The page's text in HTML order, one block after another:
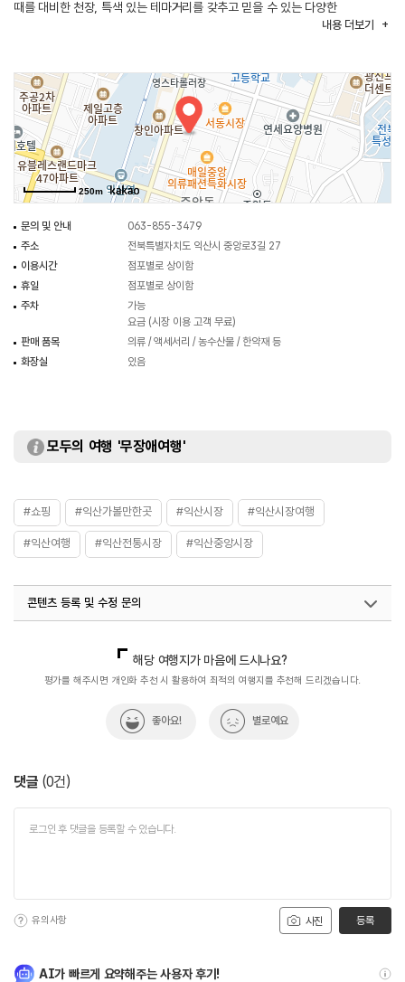
때를 대비한 천장, 특색 있는 테마거리를 갖추고 믿을 수 있는 다양한
지역상품과 먹거리를 제공하는 21세기형 고객 맞춤 시장으로 발돋움하고
찾는 고객들을 위한 노력과 배려를 느낄 수 있다.
내용 더보기
250m
문의 및 안내
063-855-3479
주소
전북특별자치도 익산시 중앙로3길 27
이용시간
점포별로 상이함
휴일
점포별로 상이함
주차
가능
요금 (시장 이용 고객 무료)
판매 품목
의류 / 액세서리 / 농수산물 / 한약재 등
화장실
있음
모두의 여행 '무장애여행'
#쇼핑 #익산가볼만한곳 #익산시장 #익산시장여행
#익산여행 #익산전통시장 #익산중앙시장
콘텐츠 등록 및 수정 문의
해당 여행지가 마음에 드시나요?
평가를 해주시면 개인화 추천 시 활용하여 최적의 여행지를 추천해 드리겠습니다.
좋아요! 별로예요
댓글 (0건)
사진
유의사항 등록
AI가 빠르게 요약해주는 사용자 후기!